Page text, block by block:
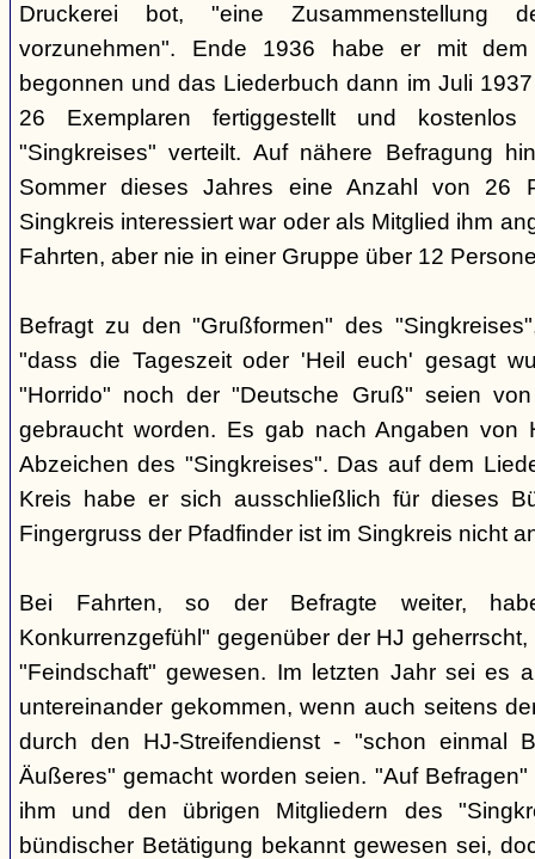
Druckerei bot, "eine Zusammenstellung
vorzunehmen". Ende 1936 habe er mit
begonnen und das Liederbuch dann im Juli
26 Exemplaren fertiggestellt und
"Singkreises" verteilt. Auf nähere Befragung
Sommer dieses Jahres eine Anzahl von 26
Singkreis interessiert war oder als Mitglied ihm
Fahrten, aber nie in einer Gruppe über 12
Befragt zu den "Grußformen" des
"dass die Tageszeit oder 'Heil euch' gesagt
"Horrido" noch der "Deutsche Gruß" seien
gebraucht worden. Es gab nach Angaben von
Abzeichen des "Singkreises". Das auf dem
Kreis habe er sich ausschließlich für dieses
Fingergruss der Pfadfinder ist im Singkreis nicht
Bei Fahrten, so der Befragte weiter,
Konkurrenzgefühl" gegenüber der HJ
"Feindschaft" gewesen. Im letzten Jahr sei es
untereinander gekommen, wenn auch seitens
durch den HJ-Streifendienst - "schon einmal
Äußeres" gemacht worden seien. "Auf
ihm und den übrigen Mitgliedern des
bündischer Betätigung bekannt gewesen sei,